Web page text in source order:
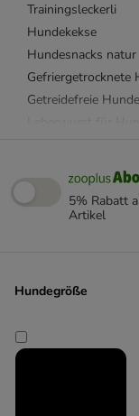
Trainingsleckerli
Hundekekse
Hundesnacks natur
Gefriergetrocknete
Getreidefreie
Weiche
Zahnpflege Sticks
vom Fisch
vom Rind
vom Strauß
5% Rabatt
Artikel
Hundegröße